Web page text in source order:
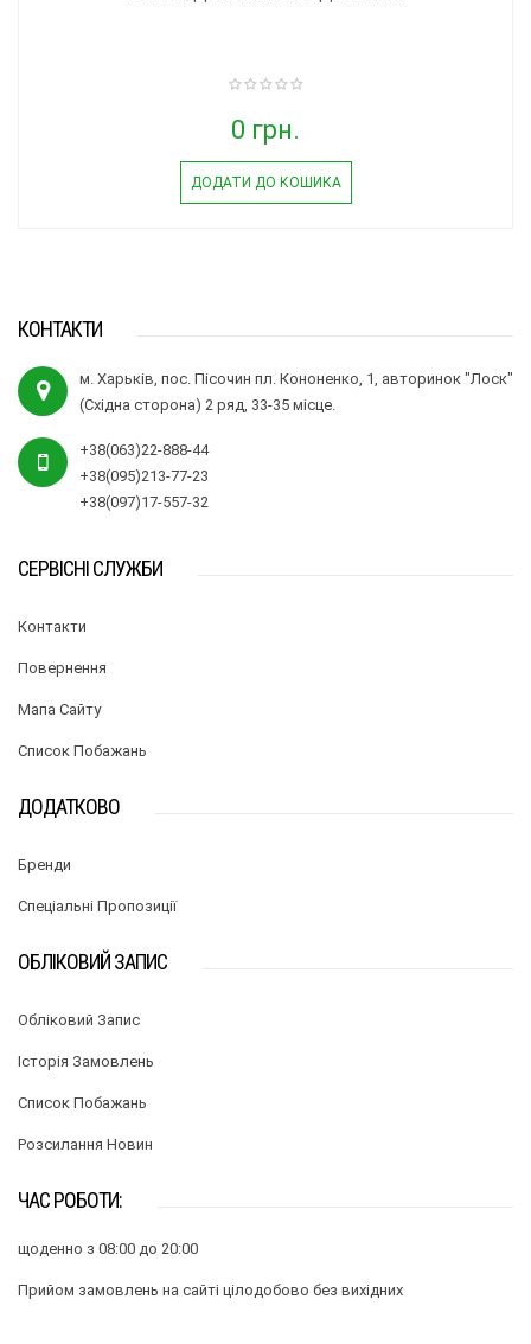
0 грн.
ДОДАТИ ДО КОШИКА
КОНТАКТИ
м. Харьків, пос. Пісочин пл. Кононенко, 1, авторинок "Лоск"
(Східна сторона) 2 ряд, 33-35 місце.
+38(063)22-888-44
+38(095)213-77-23
+38(097)17-557-32
СЕРВІСНІ СЛУЖБИ
Контакти
Повернення
Мапа Сайту
Список Побажань
ДОДАТКОВО
Бренди
Спеціальні Пропозиції
ОБЛІКОВИЙ ЗАПИС
Обліковий Запис
Історія Замовлень
Список Побажань
Розсилання Новин
ЧАС РОБОТИ:
щоденно з 08:00 до 20:00
Прийом замовлень на сайті цілодобово без вихідних